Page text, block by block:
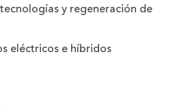
y regeneración de
eléctricos e híbridos